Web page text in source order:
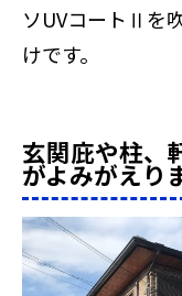
ソUVコートⅡを
けです。
玄関庇や柱、
がよみがえり